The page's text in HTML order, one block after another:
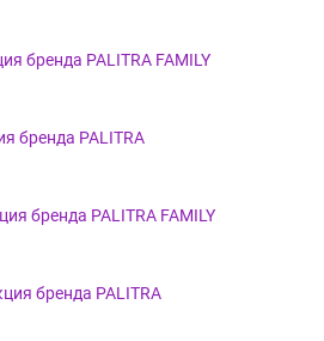
бренда PALITRA FAMILY
бренда PALITRA
бренда PALITRA FAMILY
бренда PALITRA